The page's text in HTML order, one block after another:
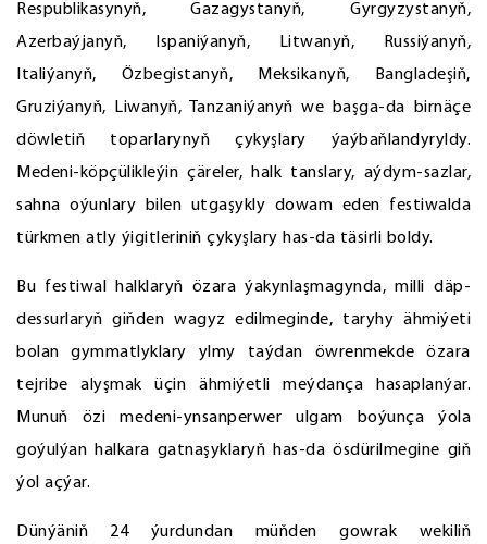
Respublikasynyň, Gazagystanyň, Gyrgyzystanyň,
Azerbaýjanyň, Ispaniýanyň, Litwanyň, Russiýanyň,
Italiýanyň, Özbegistanyň, Meksikanyň, Bangladeşiň,
Gruziýanyň, Liwanyň, Tanzaniýanyň we başga-da birnäçe
döwletiň toparlarynyň çykyşlary ýaýbaňlandyryldy.
Medeni-köpçülikleýin çäreler, halk tanslary, aýdym-sazlar,
sahna oýunlary bilen utgaşykly dowam eden festiwalda
türkmen atly ýigitleriniň çykyşlary has-da täsirli boldy.
Bu festiwal halklaryň özara ýakynlaşmagynda, milli däp-
dessurlaryň giňden wagyz edilmeginde, taryhy ähmiýeti
bolan gymmatlyklary ylmy taýdan öwrenmekde özara
tejribe alyşmak üçin ähmiýetli meýdança hasaplanýar.
Munuň özi medeni-ynsanperwer ulgam boýunça ýola
goýulýan halkara gatnaşyklaryň has-da ösdürilmegine giň
ýol açýar.
Dünýäniň 24 ýurdundan müňden gowrak wekiliň